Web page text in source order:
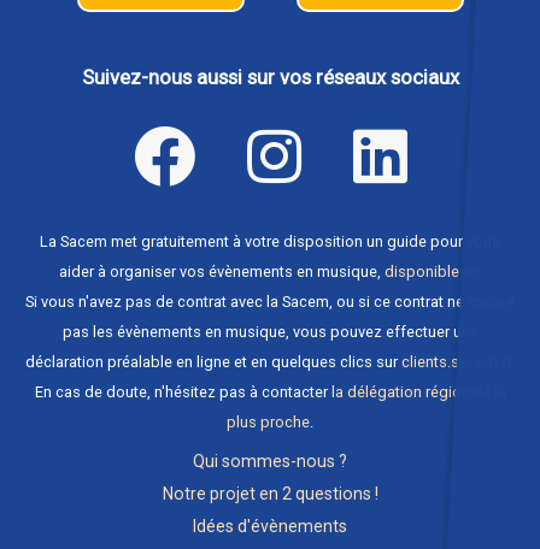
Suivez-nous aussi sur vos réseaux sociaux
La Sacem met gratuitement à votre disposition un guide pour vous
aider à organiser vos évènements en musique, disponible ici
Si vous n'avez pas de contrat avec la Sacem, ou si ce contrat ne couvre
pas les évènements en musique, vous pouvez effectuer une
déclaration préalable en ligne et en quelques clics surclients.sacem.fr
En cas de doute, n'hésitez pas à contacterla délégation régionale la
plus proche
Qui sommes-nous ?
Notre projet en 2 questions !
Idées d'évènements